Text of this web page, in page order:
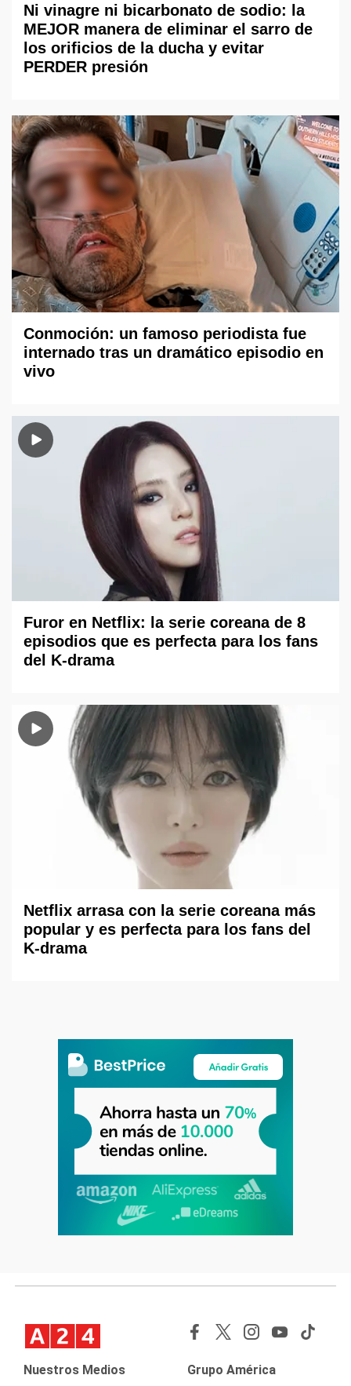
Ni vinagre ni bicarbonato de sodio: la
MEJOR manera de eliminar el sarro de
los orificios de la ducha y evitar
PERDER presión
Conmoción: un famoso periodista fue
internado tras un dramático episodio en
vivo
Furor en Netflix: la serie coreana de 8
episodios que es perfecta para los fans
del K-drama
Netflix arrasa con la serie coreana más
popular y es perfecta para los fans del
K-drama
Nuestros Medios Grupo América